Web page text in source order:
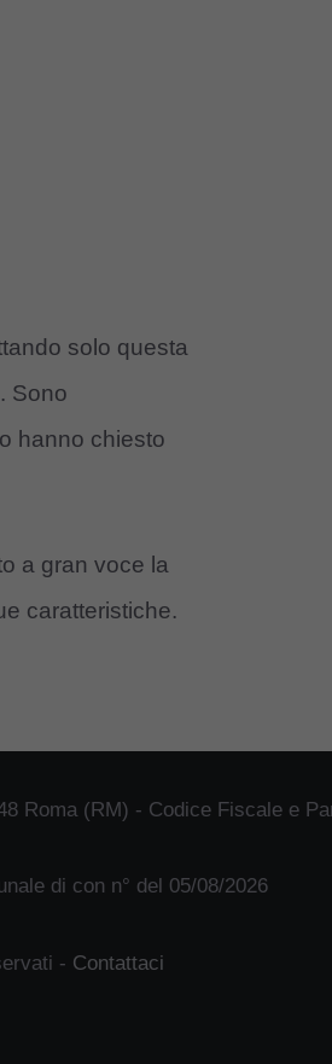
solo questa
Sono
hanno chiesto
a gran voce la
caratteristiche.
Roma (RM) - Codice Fiscale e
di con n° del 05/08/2026
- Contattaci